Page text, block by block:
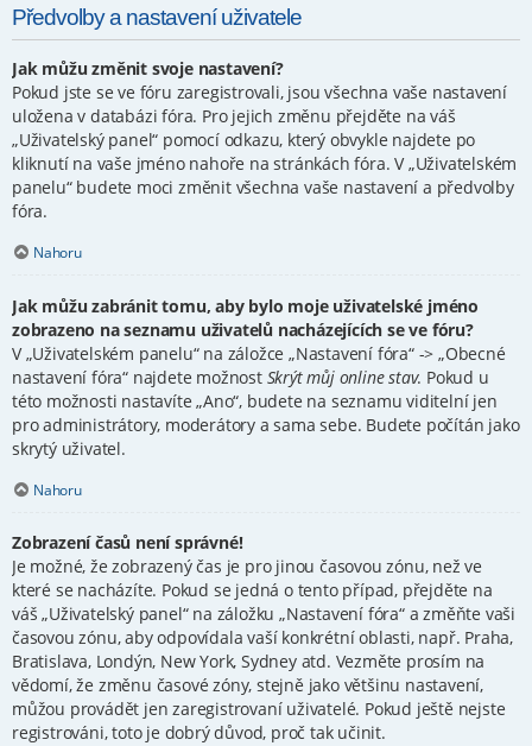
Předvolby a nastavení uživatele
Jak můžu změnit svoje nastavení?
Pokud jste se ve fóru zaregistrovali, jsou všechna vaše nastavení
uložena v databázi fóra. Pro jejich změnu přejděte na váš
„Uživatelský panel“ pomocí odkazu, který obvykle najdete po
kliknutí na vaše jméno nahoře na stránkách fóra. V „Uživatelském
panelu“ budete moci změnit všechna vaše nastavení a předvolby
fóra.
Nahoru
Jak můžu zabránit tomu, aby bylo moje uživatelské jméno
zobrazeno na seznamu uživatelů nacházejících se ve fóru?
V „Uživatelském panelu“ na záložce „Nastavení fóra“ -> „Obecné
nastavení fóra“ najdete možnost Skrýt můj online stav. Pokud u
této možnosti nastavíte „Ano“, budete na seznamu viditelní jen
pro administrátory, moderátory a sama sebe. Budete počítán jako
skrytý uživatel.
Nahoru
Zobrazení časů není správné!
Je možné, že zobrazený čas je pro jinou časovou zónu, než ve
které se nacházíte. Pokud se jedná o tento případ, přejděte na
váš „Uživatelský panel“ na záložku „Nastavení fóra“ a změňte vaši
časovou zónu, aby odpovídala vaší konkrétní oblasti, např. Praha,
Bratislava, Londýn, New York, Sydney atd. Vezměte prosím na
vědomí, že změnu časové zóny, stejně jako většinu nastavení,
můžou provádět jen zaregistrovaní uživatelé. Pokud ještě nejste
registrováni, toto je dobrý důvod, proč tak učinit.